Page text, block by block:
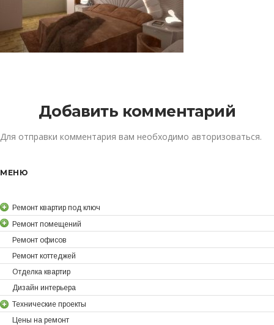
Добавить комментарий
Для отправки комментария вам необходимо авторизоваться.
МЕНЮ
Ремонт квартир под ключ
Ремонт помещений
Ремонт офисов
Ремонт коттеджей
Отделка квартир
Дизайн интерьера
Технические проекты
Цены на ремонт